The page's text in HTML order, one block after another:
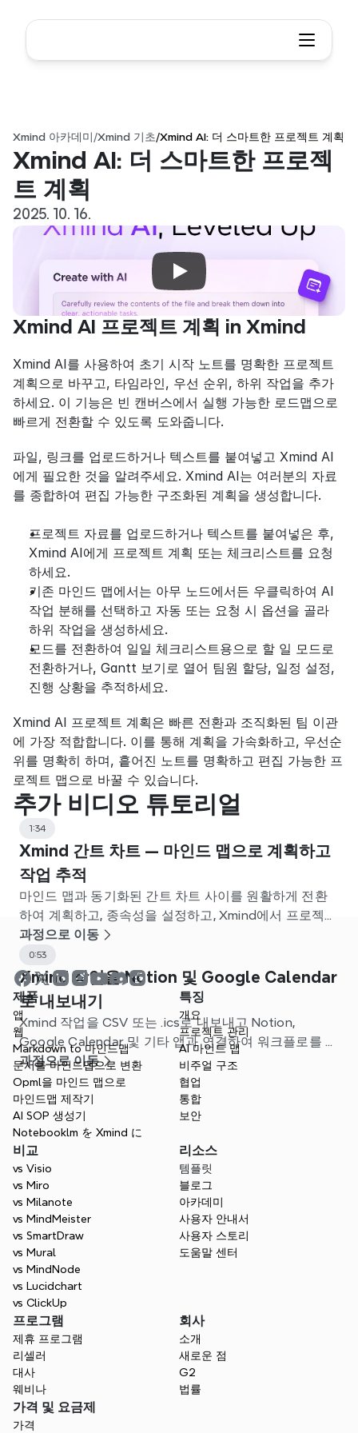
Xmind 아카데미 /Xmind 기초/Xmind AI: 더 스마트한 프로젝트 계획
Xmind AI: 더 스마트한 프로젝
트 계획
2025. 10. 16.
Xmind AI 프로젝트 계획 in Xmind
Xmind AI를 사용하여 초기 시작 노트를 명확한 프로젝트
계획으로 바꾸고, 타임라인, 우선 순위, 하위 작업을 추가
하세요. 이 기능은 빈 캔버스에서 실행 가능한 로드맵으로
빠르게 전환할 수 있도록 도와줍니다.
파일, 링크를 업로드하거나 텍스트를 붙여넣고 Xmind AI
에게 필요한 것을 알려주세요. Xmind AI는 여러분의 자료
를 종합하여 편집 가능한 구조화된 계획을 생성합니다.
프로젝트 자료를 업로드하거나 텍스트를 붙여넣은 후,
Xmind AI에게 프로젝트 계획 또는 체크리스트를 요청
하세요.
기존 마인드 맵에서는 아무 노드에서든 우클릭하여 AI
작업 분해를 선택하고 자동 또는 요청 시 옵션을 골라
하위 작업을 생성하세요.
모드를 전환하여 일일 체크리스트용으로 할 일 모드로
전환하거나, Gantt 보기로 열어 팀원 할당, 일정 설정,
진행 상황을 추적하세요.
Xmind AI 프로젝트 계획은 빠른 전환과 조직화된 팀 이관
에 가장 적합합니다. 이를 통해 계획을 가속화하고, 우선순
위를 명확히 하며, 흩어진 노트를 명확하고 편집 가능한 프
로젝트 맵으로 바꿀 수 있습니다.
추가 비디오 튜토리얼
1:34
Xmind 간트 차트 — 마인드 맵으로 계획하고
작업 추적
마인드 맵과 동기화된 간트 차트 사이를 원활하게 전환
하여 계획하고, 종속성을 설정하고, Xmind에서 프로젝트
를 추적하세요.
과정으로 이동
0:53
Xmind 작업을 Notion 및 Google Calendar
로 내보내기
Xmind 작업을 CSV 또는 .ics로 내보내고 Notion,
Google Calendar 및 기타 앱과 연결하여 워크플로를 간
소화하는 방법을 알아보세요.
과정으로 이동
제품
앱
웹
Markdown to 마인드맵
문서를 마인드맵으로 변환
Opml을 마인드 맵으로
마인드맵 제작기
AI SOP 생성기
Notebooklm を Xmind に
특징
개요
프로젝트 관리
AI 마인드 맵
비주얼 구조
협업
통합
보안
비교
vs Visio
vs Miro
vs Milanote
vs MindMeister
vs SmartDraw
vs Mural
vs MindNode
vs Lucidchart
vs ClickUp
리소스
템플릿
블로그
아카데미
사용자 안내서
사용자 스토리
도움말 센터
프로그램
제휴 프로그램
리셀러
대사
웨비나
회사
소개
새로운 점
G2
법률
가격 및 요금제
가격